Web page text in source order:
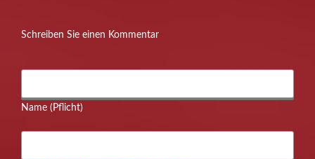
Schreiben Sie einen Kommentar
Name (Pflicht)